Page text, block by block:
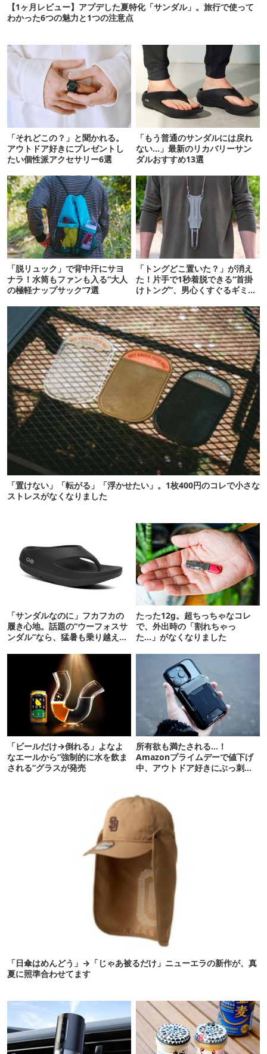
【1ヶ月レビュー】アプデした夏特化「サンダル」。旅行で使って
わかった6つの魅力と1つの注意点
「それどこの？」と聞かれる。
アウトドア好きにプレゼントし
たい個性派アクセサリー6選
「もう普通のサンダルには戻れ
ない…」最新のリカバリーサン
ダルおすすめ13選
「脱リュック」で背中汗にサヨ
ナラ！水筒もファンも入る“大人
の極軽ナップサック”7選
「トングどこ置いた？」が消え
た！片手で1秒着脱できる“首掛
けトング”、男心くすぐるギミッ
「置けない」「転がる」「浮かせたい」。1枚400円のコレで小さな
ストレスがなくなりました
「サンダルなのに」フカフカの
履き心地。話題の“ウーフォスサ
ンダル”なら、猛暑も乗り越えら
たった12g。超ちっちゃなコレ
で、外出時の「割れちゃっ
た…」がなくなりました
「ビールだけ→倒れる」よなよ
なエールから“強制的に水を飲ま
される”グラスが発売
所有欲も満たされる…！
Amazonプライムデーで値下げ
中、アウトドア好きにぶっ刺さ
「日傘はめんどう」→「じゃあ被るだけ」ニューエラの新作が、真
夏に照準合わせてます